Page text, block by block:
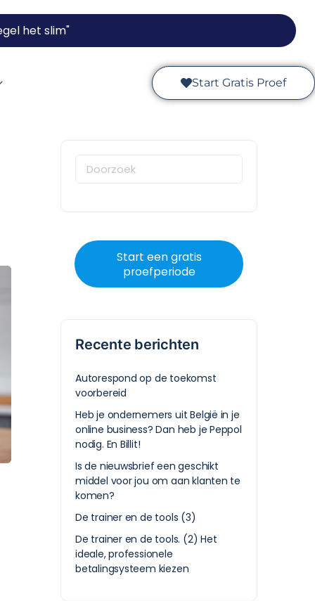
het slim"
Start Gratis Proef
Start een gratis
proefperiode
Recente berichten
Autorespond op de toekomst
voorbereid
Heb je ondernemers uit België in je
online business? Dan heb je Peppol
nodig. En Billit!
Is de nieuwsbrief een geschikt
middel voor jou om aan klanten te
komen?
De trainer en de tools (3)
De trainer en de tools. (2) Het
ideale, professionele
betalingsysteem kiezen